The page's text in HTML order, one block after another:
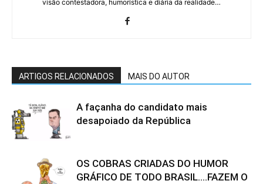
visão contestadora, humorística e diária da realidade…
ARTIGOS RELACIONADOS MAIS DO AUTOR
A façanha do candidato mais
desapoiado da República
OS COBRAS CRIADAS DO HUMOR
GRÁFICO DE TODO BRASIL….FAZEM O